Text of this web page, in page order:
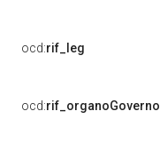
ocd:rif_leg
ocd:rif_organoGoverno